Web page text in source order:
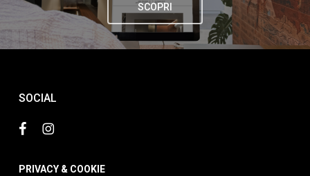
SCOPRI
SOCIAL
PRIVACY & COOKIE